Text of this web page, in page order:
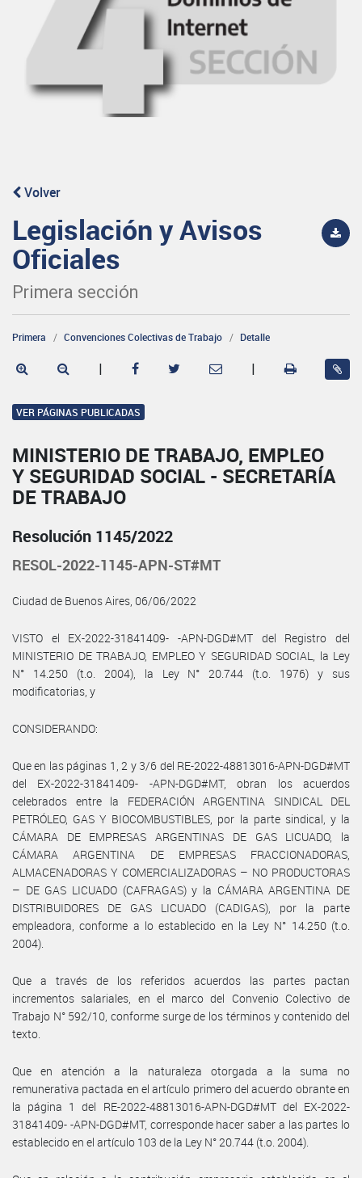
Volver
Legislación y Avisos
Oficiales
Primera sección
Primera Convenciones Colectivas de Trabajo Detalle
| |
VER PÁGINAS PUBLICADAS
MINISTERIO DE TRABAJO, EMPLEO
Y SEGURIDAD SOCIAL - SECRETARÍA
DE TRABAJO
Resolución 1145/2022
RESOL-2022-1145-APN-ST#MT
Ciudad de Buenos Aires, 06/06/2022
VISTO el EX-2022-31841409- -APN-DGD#MT del Registro del
MINISTERIO DE TRABAJO, EMPLEO Y SEGURIDAD SOCIAL, la Ley
N° 14.250 (t.o. 2004), la Ley N° 20.744 (t.o. 1976) y sus
modificatorias, y
CONSIDERANDO:
Que en las páginas 1, 2 y 3/6 del RE-2022-48813016-APN-DGD#MT
del EX-2022-31841409- -APN-DGD#MT, obran los acuerdos
celebrados entre la FEDERACIÓN ARGENTINA SINDICAL DEL
PETRÓLEO, GAS Y BIOCOMBUSTIBLES, por la parte sindical, y la
CÁMARA DE EMPRESAS ARGENTINAS DE GAS LICUADO, la
CÁMARA ARGENTINA DE EMPRESAS FRACCIONADORAS,
ALMACENADORAS Y COMERCIALIZADORAS – NO PRODUCTORAS
– DE GAS LICUADO (CAFRAGAS) y la CÁMARA ARGENTINA DE
DISTRIBUIDORES DE GAS LICUADO (CADIGAS), por la parte
empleadora, conforme a lo establecido en la Ley N° 14.250 (t.o.
2004).
Que a través de los referidos acuerdos las partes pactan
incrementos salariales, en el marco del Convenio Colectivo de
Trabajo N° 592/10, conforme surge de los términos y contenido del
texto.
Que en atención a la naturaleza otorgada a la suma no
remunerativa pactada en el artículo primero del acuerdo obrante en
la página 1 del RE-2022-48813016-APN-DGD#MT del EX-2022-
31841409- -APN-DGD#MT, corresponde hacer saber a las partes lo
establecido en el artículo 103 de la Ley N° 20.744 (t.o. 2004).